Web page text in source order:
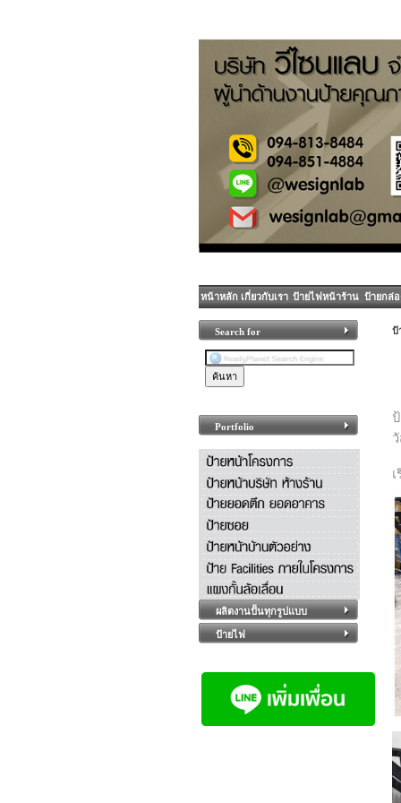
หน้าหลัก เกี่ยวกับเรา ป้ายไฟหน้าร้าน ป้ายกล่อ
Search for
Portfolio
ผลิตงานปั้นทุกรูปแบบ
ป้ายไฟ
ป้